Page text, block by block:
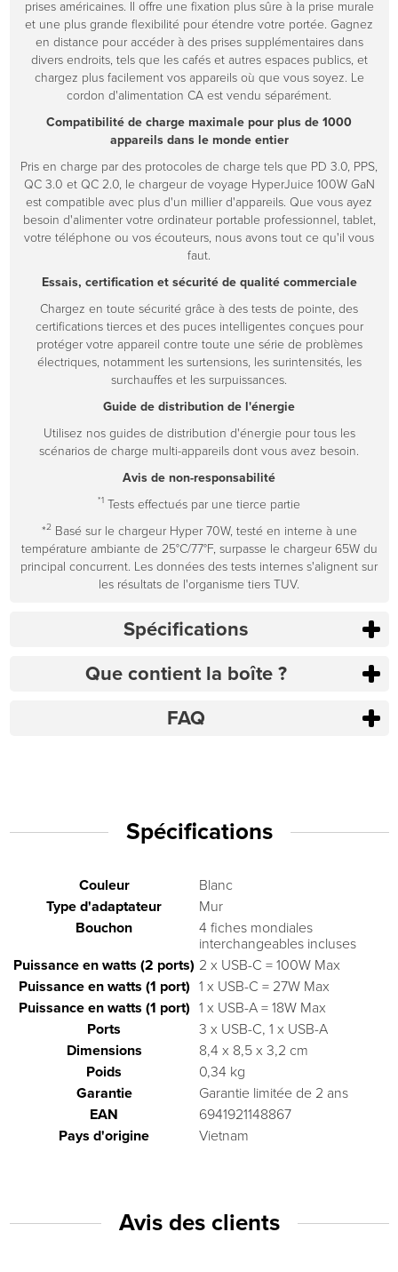
prises américaines. Il offre une fixation plus sûre à la prise murale
et une plus grande flexibilité pour étendre votre portée. Gagnez
en distance pour accéder à des prises supplémentaires dans
divers endroits, tels que les cafés et autres espaces publics, et
chargez plus facilement vos appareils où que vous soyez. Le
cordon d'alimentation CA est vendu séparément.
Compatibilité de charge maximale pour plus de 1000
appareils dans le monde entier
Pris en charge par des protocoles de charge tels que PD 3.0, PPS,
QC 3.0 et QC 2.0, le chargeur de voyage HyperJuice 100W GaN
est compatible avec plus d'un millier d'appareils. Que vous ayez
besoin d'alimenter votre ordinateur portable professionnel, tablet,
votre téléphone ou vos écouteurs, nous avons tout ce qu'il vous
faut.
Essais, certification et sécurité de qualité commerciale
Chargez en toute sécurité grâce à des tests de pointe, des
certifications tierces et des puces intelligentes conçues pour
protéger votre appareil contre toute une série de problèmes
électriques, notamment les surtensions, les surintensités, les
surchauffes et les surpuissances.
Guide de distribution de l'énergie
Utilisez nos guides de distribution d'énergie pour tous les
scénarios de charge multi-appareils dont vous avez besoin.
Avis de non-responsabilité
*1 Tests effectués par une tierce partie
*2 Basé sur le chargeur Hyper 70W, testé en interne à une
température ambiante de 25°C/77°F, surpasse le chargeur 65W du
principal concurrent. Les données des tests internes s'alignent sur
les résultats de l'organisme tiers TUV.
Spécifications
Que contient la boîte ?
FAQ
Spécifications
Couleur
Blanc
Type d'adaptateur
Mur
Bouchon
4 fiches mondiales
interchangeables incluses
Puissance en watts (2 ports) 2 x USB-C = 100W Max
Puissance en watts (1 port) 1 x USB-C = 27W Max
Puissance en watts (1 port) 1 x USB-A = 18W Max
Ports
3 x USB-C, 1 x USB-A
Dimensions
8,4 x 8,5 x 3,2 cm
Poids
0,34 kg
Garantie
Garantie limitée de 2 ans
EAN
6941921148867
Pays d'origine
Vietnam
Avis des clients